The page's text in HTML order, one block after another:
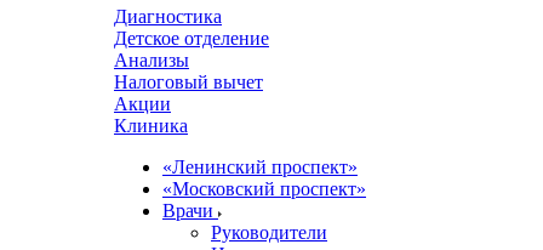
Диагностика
Детское отделение
Анализы
Налоговый вычет
Акции
Клиника
«Ленинский проспект»
«Московский проспект»
Врачи
Руководители